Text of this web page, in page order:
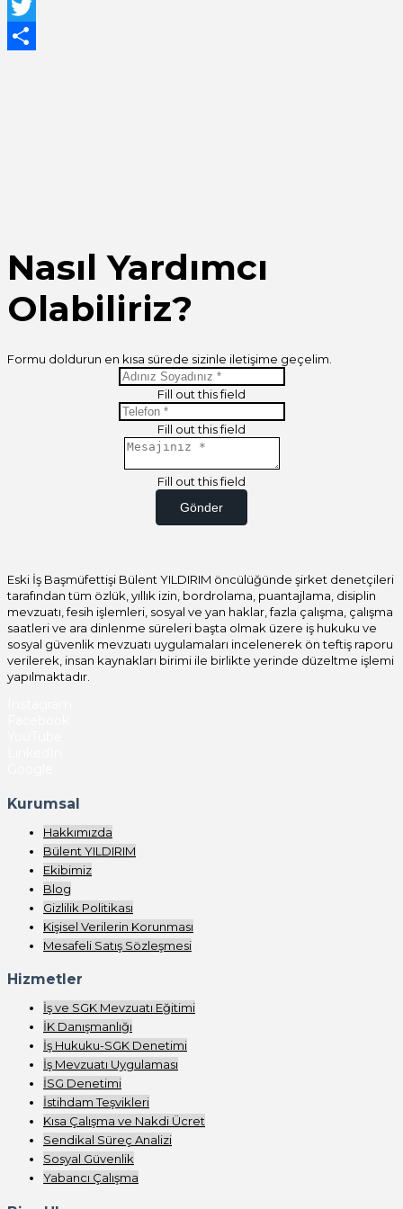
Facebook
Twitter
Nasıl Yardımcı
Olabiliriz?
Formu doldurun en kısa sürede sizinle iletişime geçelim.
Fill out this field
Fill out this field
Fill out this field
Gönder
Eski İş Başmüfettişi Bülent YILDIRIM öncülüğünde şirket denetçileri
tarafından tüm özlük, yıllık izin, bordrolama, puantajlama, disiplin
mevzuatı, fesih işlemleri, sosyal ve yan haklar, fazla çalışma, çalışma
saatleri ve ara dinlenme süreleri başta olmak üzere iş hukuku ve
sosyal güvenlik mevzuatı uygulamaları incelenerek ön teftiş raporu
verilerek, insan kaynakları birimi ile birlikte yerinde düzeltme işlemi
yapılmaktadır.
Kurumsal
Hakkımızda
Bülent YILDIRIM
Ekibimiz
Blog
Gizlilik Politikası
Kişisel Verilerin Korunması
Mesafeli Satış Sözleşmesi
Hizmetler
İş ve SGK Mevzuatı Eğitimi
İK Danışmanlığı
İş Hukuku-SGK Denetimi
İş Mevzuatı Uygulaması
İSG Denetimi
İstihdam Teşvikleri
Kısa Çalışma ve Nakdi Ücret
Sendikal Süreç Analizi
Sosyal Güvenlik
Yabancı Çalışma